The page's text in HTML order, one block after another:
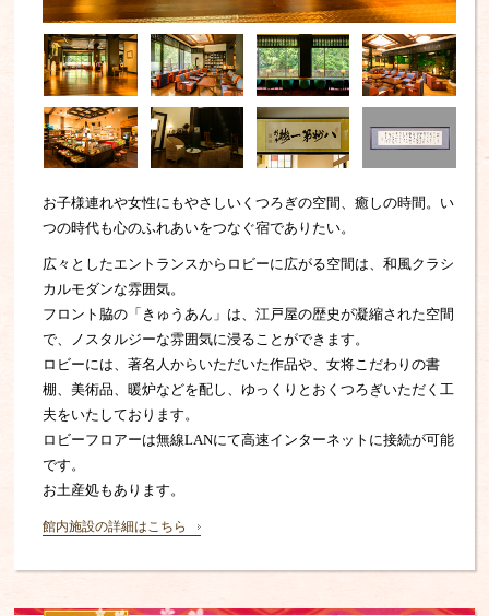
お子様連れや女性にもやさしいくつろぎの空間、癒しの時間。い
つの時代も心のふれあいをつなぐ宿でありたい。
広々としたエントランスからロビーに広がる空間は、和風クラシ
カルモダンな雰囲気。
フロント脇の「きゅうあん」は、江戸屋の歴史が凝縮された空間
で、ノスタルジーな雰囲気に浸ることができます。
ロビーには、著名人からいただいた作品や、女将こだわりの書
棚、美術品、暖炉などを配し、ゆっくりとおくつろぎいただく工
夫をいたしております。
ロビーフロアーは無線LANにて高速インターネットに接続が可能
です。
お土産処もあります。
館内施設の詳細はこちら